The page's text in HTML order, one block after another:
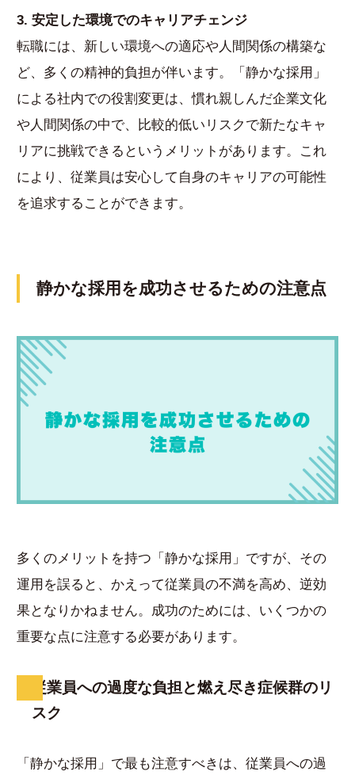
3. 安定した環境でのキャリアチェンジ
転職には、新しい環境への適応や人間関係の構築な
ど、多くの精神的負担が伴います。「静かな採用」
による社内での役割変更は、慣れ親しんだ企業文化
や人間関係の中で、比較的低いリスクで新たなキャ
リアに挑戦できるというメリットがあります。これ
により、従業員は安心して自身のキャリアの可能性
を追求することができます。
静かな採用を成功させるための注意点
多くのメリットを持つ「静かな採用」ですが、その
運用を誤ると、かえって従業員の不満を高め、逆効
果となりかねません。成功のためには、いくつかの
重要な点に注意する必要があります。
従業員への過度な負担と燃え尽き症候群のリ
スク
「静かな採用」で最も注意すべきは、従業員への過